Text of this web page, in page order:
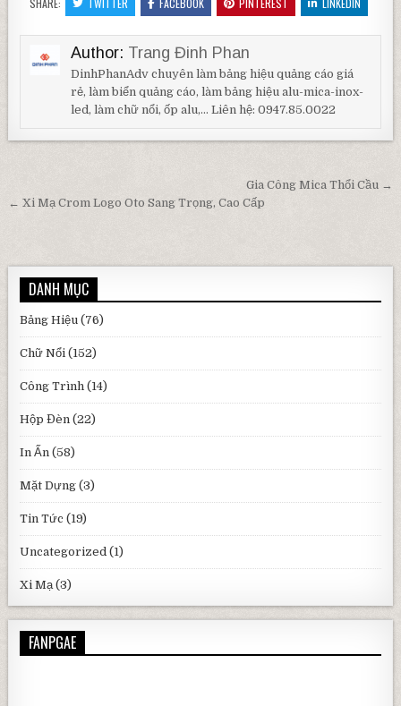
SHARE: TWITTER FACEBOOK PINTEREST LINKEDIN
Author: Trang Đinh Phan
DinhPhanAdv chuyên làm bảng hiệu quảng cáo giá
rẻ, làm biển quảng cáo, làm bảng hiệu alu-mica-inox-
led, làm chữ nổi, ốp alu,... Liên hệ: 0947.85.0022
Gia Công Mica Thổi Cầu →
← Xi Mạ Crom Logo Oto Sang Trọng, Cao Cấp
DANH MỤC
Bảng Hiệu (76)
Chữ Nổi (152)
Công Trình (14)
Hộp Đèn (22)
In Ấn (58)
Mặt Dựng (3)
Tin Tức (19)
Uncategorized (1)
Xi Mạ (3)
FANPGAE